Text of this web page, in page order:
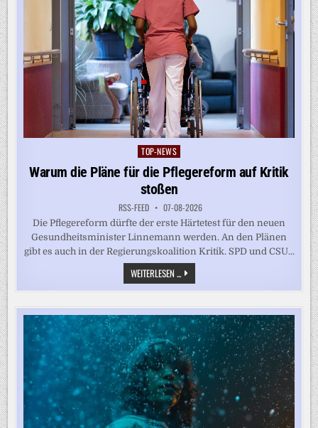
Posted
TOP-NEWS
Warum die Pläne für die Pflegereform auf Kritik
stoßen
RSS-FEED 07-08-2026
Die Pflegereform dürfte der erste Härtetest für den neuen
Gesundheitsminister Linnemann werden. An den Plänen
gibt es auch in der Regierungskoalition Kritik. SPD und CSU...
WEITERLESEN ... WARUM
DIE
PLÄNE
DIE
PFLEGEREFORM
AUF
KRITIK
STOSSEN